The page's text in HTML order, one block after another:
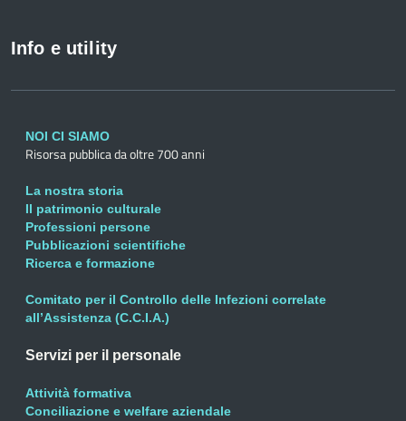
Info e utility
NOI CI SIAMO
Risorsa pubblica da oltre 700 anni
La nostra storia
Il patrimonio culturale
Professioni persone
Pubblicazioni scientifiche
Ricerca e formazione
Comitato per il Controllo delle Infezioni correlate
all’Assistenza (C.C.I.A.)
Servizi per il personale
Attività formativa
Conciliazione e welfare aziendale